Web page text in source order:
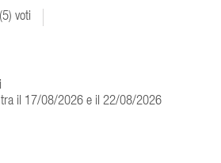
5) voti
tra il 17/08/2026 e il 22/08/2026